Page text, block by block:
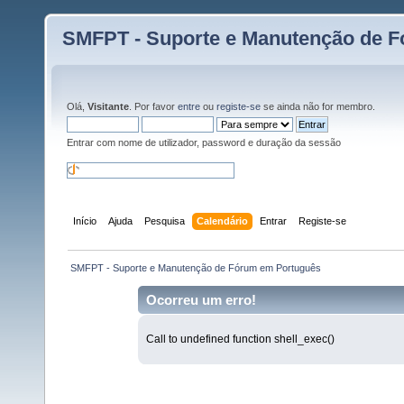
SMFPT - Suporte e Manutenção de
Olá, Visitante . Por favor entre ou registe-se se ainda não for membro.
Entrar com nome de utilizador, password e duração da sessão
Início Ajuda Pesquisa Calendário Entrar Registe-se
SMFPT - Suporte e Manutenção de Fórum em Português
Ocorreu um erro!
Call to undefined function shell_exec()